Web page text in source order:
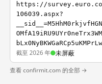
https://
106039.aspx?
截至 2026 年 未屏蔽
查看 confirmit.com 的全部 →